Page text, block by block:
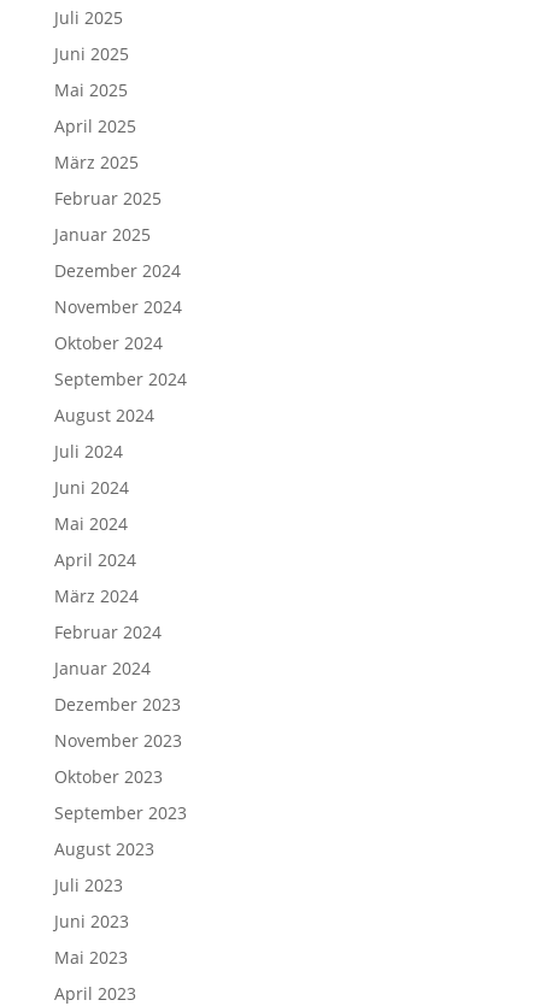
Juli 2025
Juni 2025
Mai 2025
April 2025
März 2025
Februar 2025
Januar 2025
Dezember 2024
November 2024
Oktober 2024
September 2024
August 2024
Juli 2024
Juni 2024
Mai 2024
April 2024
März 2024
Februar 2024
Januar 2024
Dezember 2023
November 2023
Oktober 2023
September 2023
August 2023
Juli 2023
Juni 2023
Mai 2023
April 2023